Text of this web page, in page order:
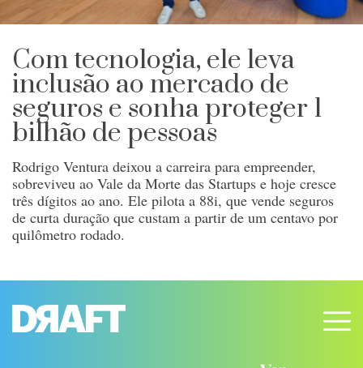
Com tecnologia, ele leva
inclusão ao mercado de
seguros e sonha proteger 1
bilhão de pessoas
Rodrigo Ventura deixou a carreira para empreender,
sobreviveu ao Vale da Morte das Startups e hoje cresce
três dígitos ao ano. Ele pilota a 88i, que vende seguros
de curta duração que custam a partir de um centavo por
quilômetro rodado.